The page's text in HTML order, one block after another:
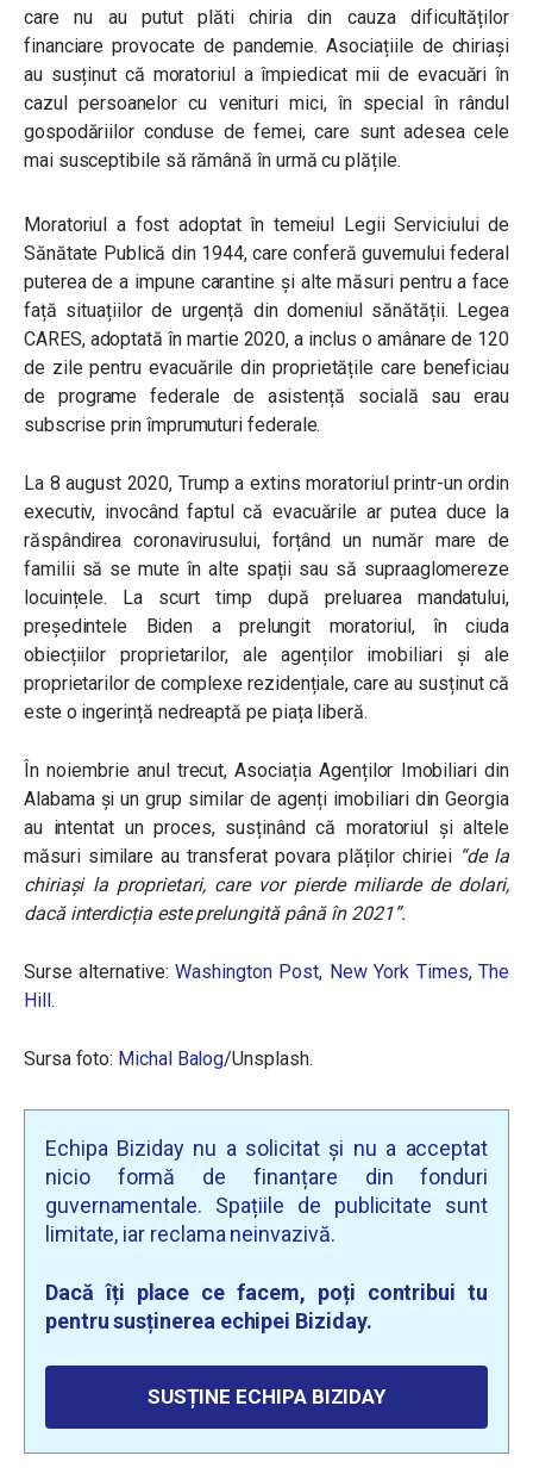
care nu au putut plăti chiria din cauza dificultăților
financiare provocate de pandemie. Asociațiile de chiriași
au susținut că moratoriul a împiedicat mii de evacuări în
cazul persoanelor cu venituri mici, în special în rândul
gospodăriilor conduse de femei, care sunt adesea cele
mai susceptibile să rămână în urmă cu plățile.
Moratoriul a fost adoptat în temeiul Legii Serviciului de
Sănătate Publică din 1944, care conferă guvernului federal
puterea de a impune carantine și alte măsuri pentru a face
față situațiilor de urgență din domeniul sănătății. Legea
CARES, adoptată în martie 2020, a inclus o amânare de 120
de zile pentru evacuările din proprietățile care beneficiau
de programe federale de asistență socială sau erau
subscrise prin împrumuturi federale.
La 8 august 2020, Trump a extins moratoriul printr-un ordin
executiv, invocând faptul că evacuările ar putea duce la
răspândirea coronavirusului, forțând un număr mare de
familii să se mute în alte spații sau să supraaglomereze
locuințele. La scurt timp după preluarea mandatului,
președintele Biden a prelungit moratoriul, în ciuda
obiecțiilor proprietarilor, ale agenților imobiliari și ale
proprietarilor de complexe rezidențiale, care au susținut că
este o ingerință nedreaptă pe piața liberă.
În noiembrie anul trecut, Asociația Agenților Imobiliari din
Alabama și un grup similar de agenți imobiliari din Georgia
au intentat un proces, susținând că moratoriul și altele
măsuri similare au transferat povara plăților chiriei “de la
chiriași la proprietari, care vor pierde miliarde de dolari,
dacă interdicția este prelungită până în 2021”.
Surse alternative:Washington Post, New York Times,The
Hill.
Sursa foto: Michal Balog/Unsplash.
Echipa Biziday nu a solicitat și nu a acceptat
nicio formă de finanțare din fonduri
guvernamentale. Spațiile de publicitate sunt
limitate, iar reclama neinvazivă.
Dacă îți place ce facem, poți contribui tu
pentru susținerea echipei Biziday.
SUSȚINE ECHIPA BIZIDAY